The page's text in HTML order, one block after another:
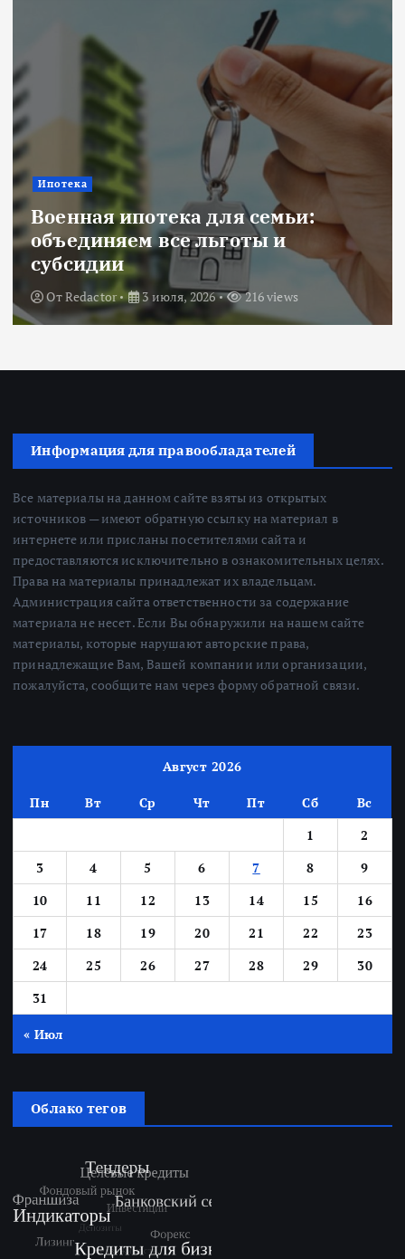
Ипотека
Военная ипотека для семьи:
объединяем все льготы и
субсидии
ОтRedactor 3 июля, 2026 216 views
Информация для правообладателей
Все материалы на данном сайте взяты из открытых
источников — имеют обратную ссылку на материал в
интернете или присланы посетителями сайта и
предоставляются исключительно в ознакомительных целях.
Права на материалы принадлежат их владельцам.
Администрация сайта ответственности за содержание
материала не несет. Если Вы обнаружили на нашем сайте
материалы, которые нарушают авторские права,
принадлежащие Вам, Вашей компании или организации,
пожалуйста, сообщите нам через форму обратной связи.
Август 2026
Пн Вт Ср Чт Пт Сб
Вс
1
2
3
4 5 6 7 8
9
10
11 12 13 14 15
16
17
18 19 20 21 22
23
24
25 26 27 28 29
30
31
« Июл
Облако тегов